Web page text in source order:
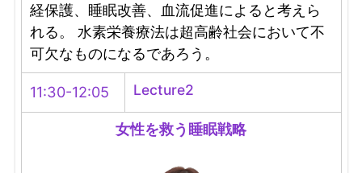
経保護、睡眠改善、血流促進によると考えら
れる。 水素栄養療法は超高齢社会において不
可欠なものになるであろう。
11:30-12:05 Lecture2
女性を救う睡眠戦略